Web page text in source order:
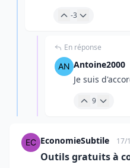
-3
En réponse
Antoine2000
Je suis
9
EconomieSubtile 17/
Outils gratuits à